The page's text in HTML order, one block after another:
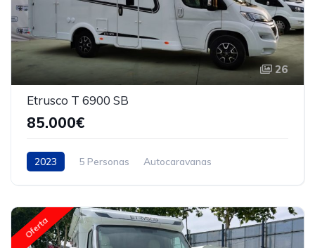
26
Etrusco T 6900 SB
85.000€
2023 5 Personas Autocaravanas
Oferta